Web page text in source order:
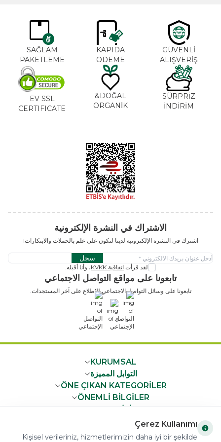
GÜVENLİ
ALIŞVERİŞ
KAPIDA
ÖDEME
SAĞLAM
PAKETLEME
SÜRPRİZ
İNDİRİM
DOĞAL&
ORGANİK
EV SSL
CERTIFICATE
الاشتراك في النشرة الإلكترونية
اشترك في النشرة الإلكترونية لدينا لتكون على علم بالحملات والابتكارات!
سجل
لقد قرأت اتفاقية KVKK ، وأنا أقبله.
تابعونا على مواقع التواصل الاجتماعي
تابعونا على وسائل التواصل الاجتماعي للاطلاع على آخر المستجدات.
x
KURUMSAL
التوابل المميزة
ÖNE ÇIKAN KATEGORİLER
ÖNEMLİ BİLGİLER
HIZLI ERİŞİM
Çerez Kullanımı
Kişisel verileriniz, hizmetlerimizin daha iyi bir şekilde